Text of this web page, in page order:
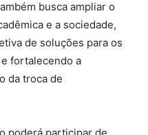
busca ampliar o
e a sociedade,
de soluções para os
fortalecendo a
da troca de
poderá participar de